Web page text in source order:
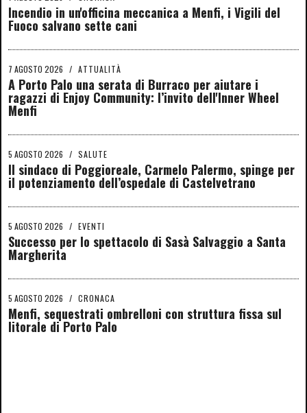
Incendio in un'officina meccanica a Menfi, i Vigili del
Fuoco salvano sette cani
7 AGOSTO 2026 / ATTUALITÀ
A Porto Palo una serata di Burraco per aiutare i
ragazzi di Enjoy Community: l’invito dell'Inner Wheel
Menfi
5 AGOSTO 2026 / SALUTE
Il sindaco di Poggioreale, Carmelo Palermo, spinge per
il potenziamento dell’ospedale di Castelvetrano
5 AGOSTO 2026 / EVENTI
Successo per lo spettacolo di Sasà Salvaggio a Santa
Margherita
5 AGOSTO 2026 / CRONACA
Menfi, sequestrati ombrelloni con struttura fissa sul
litorale di Porto Palo